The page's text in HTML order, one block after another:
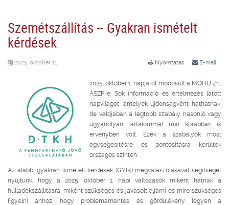
Szemétszállítás -- Gyakran ismételt
kérdések
Nyomtatás E-mail
2025. október 11.
2025. október 1. napjától módosult a MOHU Zrt.
ÁSZF-e. Sok információ és értelmezés látott
napvilágot, amelyek újdonságként hathatnak,
de valójában a legtöbb szabály hasonló vagy
ugyanolyan tartalommal már korábban is
érvényben volt. Ezek a szabályok most
egységesítésre és pontosításra kerültek
országos szinten.
Az alábbi gyakran ismételt kérdések (GYIK) megválaszolásával segítséget
nyújtunk, hogy a 2025. október 1. napi változások miként hatnak a
hulladékszállításra, miként szükséges és javasolt eljárni és mire szükséges
figyelni ahhoz, hogy problémamentes és gördülékeny legyen a